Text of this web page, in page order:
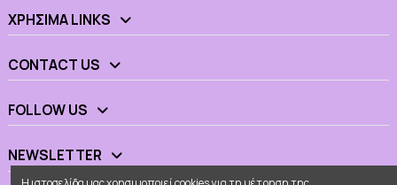
ΧΡΉΣΙΜΑ LINKS
CONTACT US
FOLLOW US
NEWSLETTER